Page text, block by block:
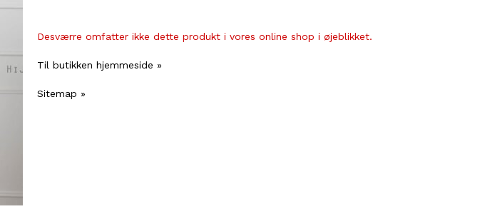
Desværre omfatter ikke dette produkt i vores online shop i øjeblikket.
Til butikken hjemmeside »
Sitemap »